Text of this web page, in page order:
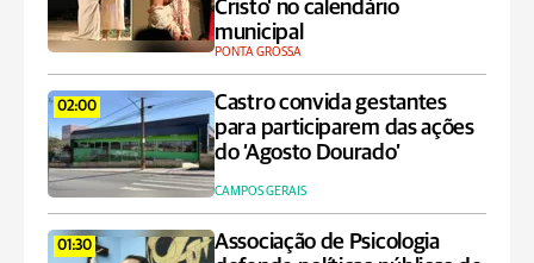
Cristo' no calendário
municipal
PONTA GROSSA
02:00
Castro convida gestantes
para participarem das ações
do ‘Agosto Dourado’
CAMPOS GERAIS
01:30
Associação de Psicologia